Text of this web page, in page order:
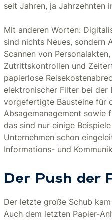
seit Jahren, ja Jahrzehnten
Mit anderen Worten:
sind nichts Neues, sondern
Scannen von
Zutrittskontrollen und
papierlose
elektronischer Filter bei der
vorgefertigte Bausteine für
Absagemanagement sowie
das sind nur einige
Unternehmen schon
Informations- und
Der Push der
Der letzte große Schub
Auch dem letzten Papier-